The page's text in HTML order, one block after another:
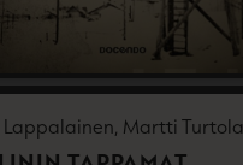
Lappalainen, Martti Turtola